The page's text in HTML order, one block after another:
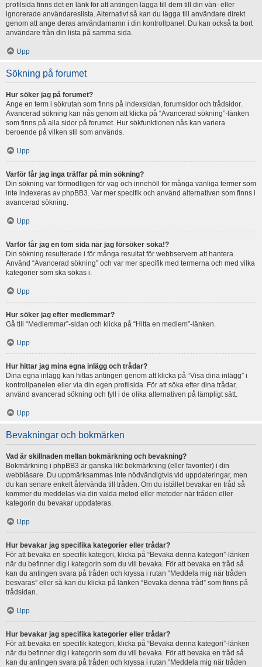
profilsida finns det en länk för att antingen lägga till dem till din vän- eller
ignorerade användareslista. Alternativt så kan du lägga till användare direkt
genom att ange deras användarnamn i din kontrollpanel. Du kan också ta bort
användare från din lista på samma sida.
Upp
Sökning på forumet
Hur söker jag på forumet?
Ange en term i sökrutan som finns på indexsidan, forumsidor och trådsidor.
Avancerad sökning kan nås genom att klicka på “Avancerad sökning”-länken
som finns på alla sidor på forumet. Hur sökfunktionen nås kan variera
beroende på vilken stil som används.
Upp
Varför får jag inga träffar på min sökning?
Din sökning var förmodligen för vag och innehöll för många vanliga termer som
inte indexeras av phpBB3. Var mer specifik och använd alternativen som finns i
avancerad sökning.
Upp
Varför får jag en tom sida när jag försöker söka!?
Din sökning resulterade i för många resultat för webbservern att hantera.
Använd “Avancerad sökning” och var mer specifik med termerna och med vilka
kategorier som ska sökas i.
Upp
Hur söker jag efter medlemmar?
Gå till “Medlemmar”-sidan och klicka på “Hitta en medlem”-länken.
Upp
Hur hittar jag mina egna inlägg och trådar?
Dina egna inlägg kan hittas antingen genom att klicka på “Visa dina inlägg” i
kontrollpanelen eller via din egen profilsida. För att söka efter dina trådar,
använd avancerad sökning och fyll i de olika alternativen på lämpligt sätt.
Upp
Bevakningar och bokmärken
Vad är skillnaden mellan bokmärkning och bevakning?
Bokmärkning i phpBB3 är ganska likt bokmärkning (eller favoriter) i din
webbläsare. Du uppmärksammas inte nödvändigtvis vid uppdateringar, men
du kan senare enkelt återvända till tråden. Om du istället bevakar en tråd så
kommer du meddelas via din valda metod eller metoder när tråden eller
kategorin du bevakar uppdateras.
Upp
Hur bevakar jag specifika kategorier eller trådar?
För att bevaka en specifik kategori, klicka på “Bevaka denna kategori”-länken
när du befinner dig i kategorin som du vill bevaka. För att bevaka en tråd så
kan du antingen svara på tråden och kryssa i rutan “Meddela mig när tråden
besvaras” eller så kan du klicka på länken “Bevaka denna tråd” som finns på
trådsidan.
Upp
Hur bevakar jag specifika kategorier eller trådar?
För att bevaka en specifik kategori, klicka på “Bevaka denna kategori”-länken
när du befinner dig i kategorin som du vill bevaka. För att bevaka en tråd så
kan du antingen svara på tråden och kryssa i rutan “Meddela mig när tråden